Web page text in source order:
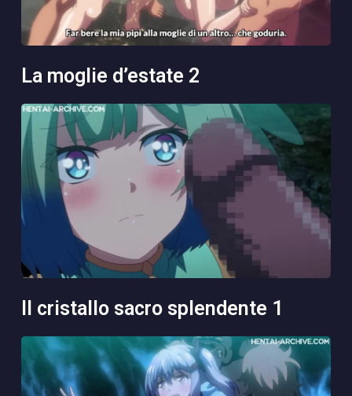
la moglie d’estate 2
il cristallo sacro splendente 1